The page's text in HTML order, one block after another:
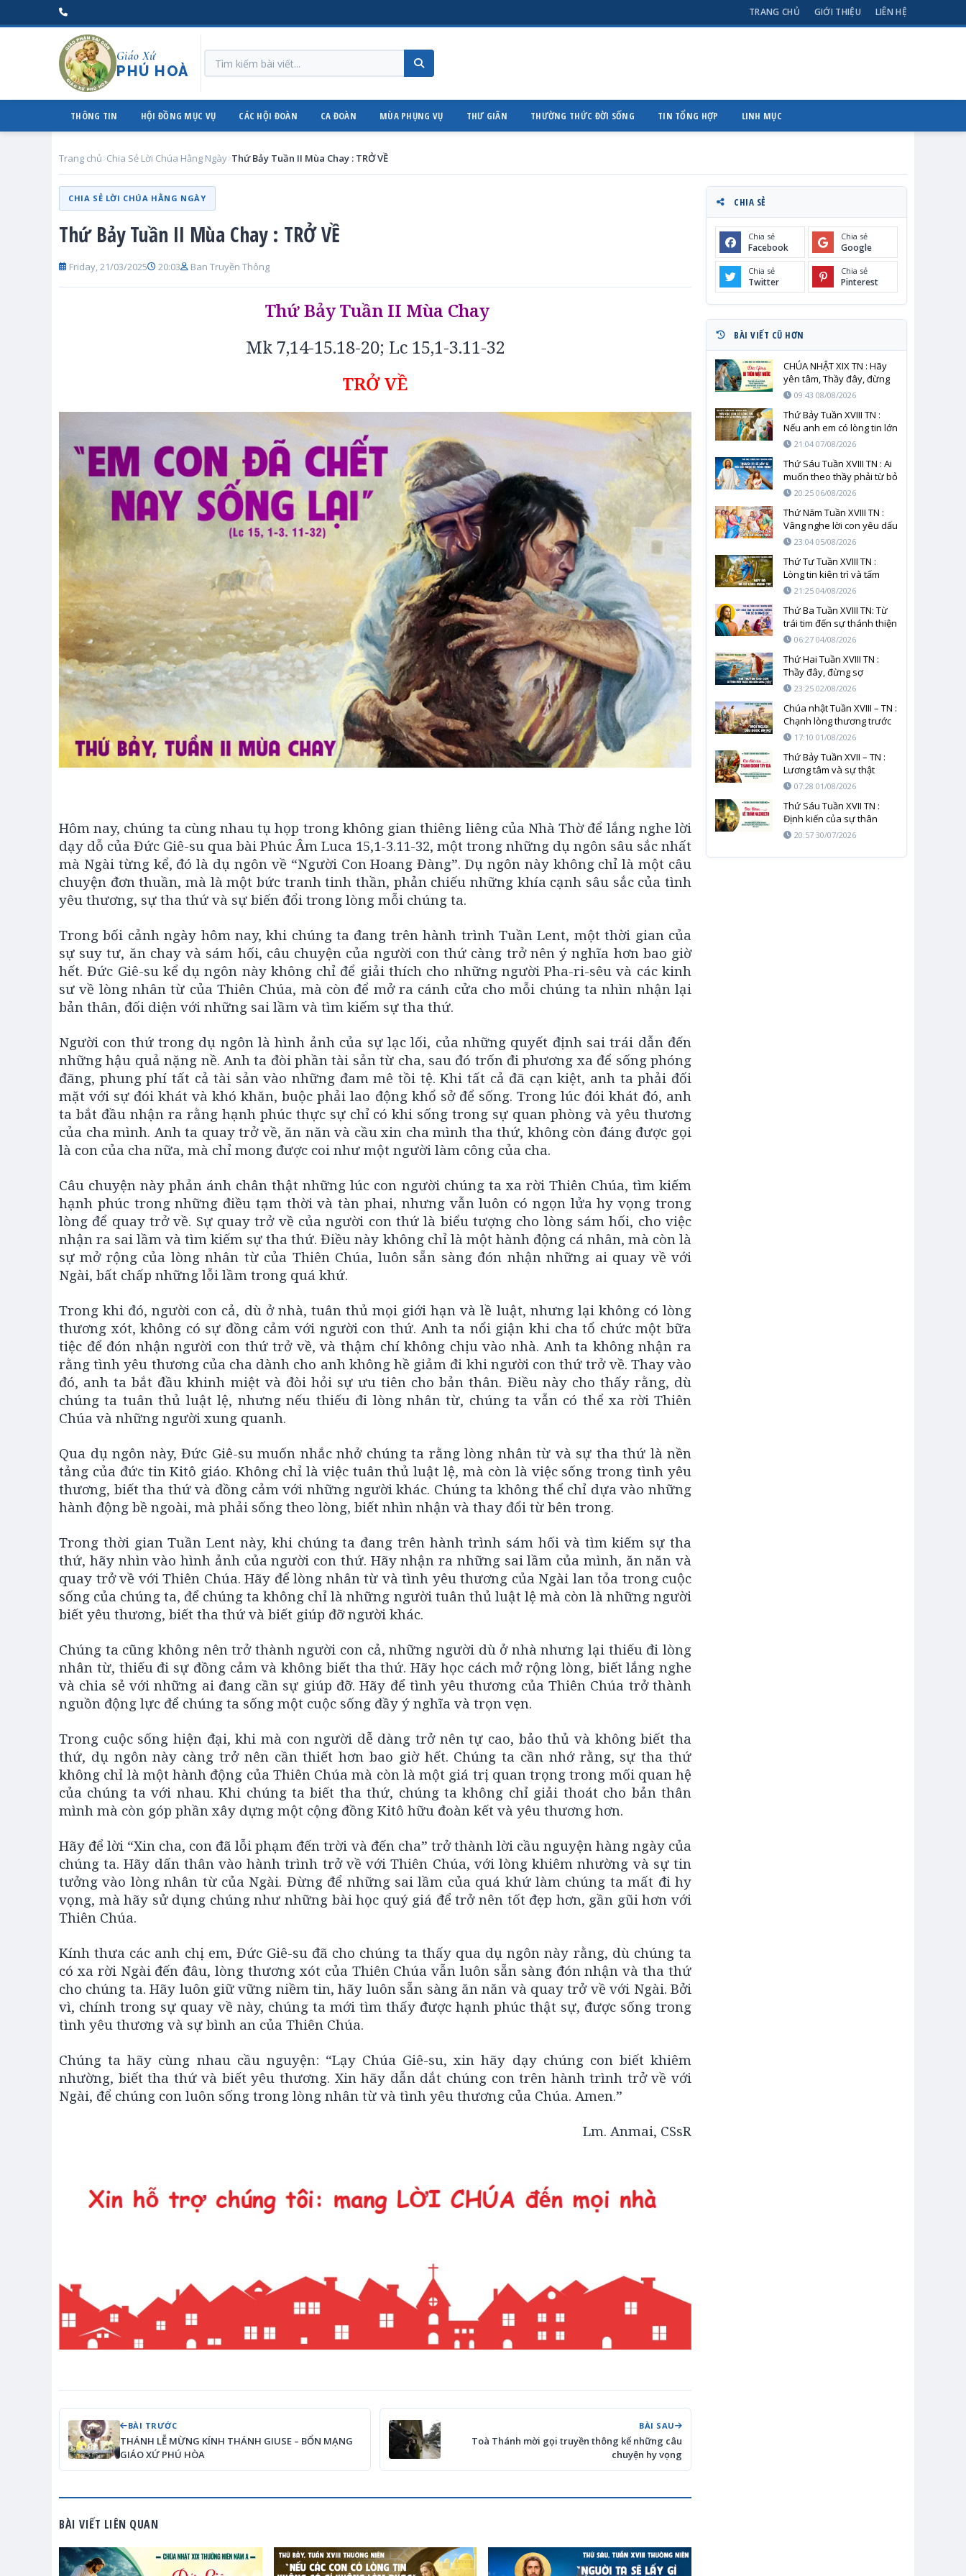
TRANG CHỦ GIỚI THIỆU LIÊN HỆ
Giáo Xứ
PHÚ HOÀ
THÔNG TIN HỘI ĐỒNG MỤC VỤ CÁC HỘI ĐOÀN CA ĐOÀN MÙA PHỤNG VỤ THƯ GIÃN THƯỜNG THỨC ĐỜI SỐNG TIN TỔNG HỢP LINH MỤC
Trang chủ Chia Sẻ Lời Chúa Hằng Ngày Thứ Bảy Tuần II Mùa Chay : TRỞ VỀ
CHIA SẺ LỜI CHÚA HẰNG NGÀY
Thứ Bảy Tuần II Mùa Chay : TRỞ VỀ
Friday, 21/03/2025 20:03 Ban Truyền Thông
Thứ Bảy Tuần II Mùa Chay
Mk 7,14-15.18-20; Lc 15,1-3.11-32
TRỞ VỀ
Hôm nay, chúng ta cùng nhau tụ họp trong không gian thiêng liêng của Nhà Thờ để lắng nghe lời
dạy dỗ của Đức Giê-su qua bài Phúc Âm Luca 15,1-3.11-32, một trong những dụ ngôn sâu sắc nhất
mà Ngài từng kể, đó là dụ ngôn về “Người Con Hoang Đàng”. Dụ ngôn này không chỉ là một câu
chuyện đơn thuần, mà là một bức tranh tinh thần, phản chiếu những khía cạnh sâu sắc của tình
yêu thương, sự tha thứ và sự biến đổi trong lòng mỗi chúng ta.
Trong bối cảnh ngày hôm nay, khi chúng ta đang trên hành trình Tuần Lent, một thời gian của
sự suy tư, ăn chay và sám hối, câu chuyện của người con thứ càng trở nên ý nghĩa hơn bao giờ
hết. Đức Giê-su kể dụ ngôn này không chỉ để giải thích cho những người Pha-ri-sêu và các kinh
sư về lòng nhân từ của Thiên Chúa, mà còn để mở ra cánh cửa cho mỗi chúng ta nhìn nhận lại
bản thân, đối diện với những sai lầm và tìm kiếm sự tha thứ.
Người con thứ trong dụ ngôn là hình ảnh của sự lạc lối, của những quyết định sai trái dẫn đến
những hậu quả nặng nề. Anh ta đòi phần tài sản từ cha, sau đó trốn đi phương xa để sống phóng
đãng, phung phí tất cả tài sản vào những đam mê tồi tệ. Khi tất cả đã cạn kiệt, anh ta phải đối
mặt với sự đói khát và khó khăn, buộc phải lao động khổ sở để sống. Trong lúc đói khát đó, anh
ta bắt đầu nhận ra rằng hạnh phúc thực sự chỉ có khi sống trong sự quan phòng và yêu thương
của cha mình. Anh ta quay trở về, ăn năn và cầu xin cha mình tha thứ, không còn đáng được gọi
là con của cha nữa, mà chỉ mong được coi như một người làm công của cha.
Câu chuyện này phản ánh chân thật những lúc con người chúng ta xa rời Thiên Chúa, tìm kiếm
hạnh phúc trong những điều tạm thời và tàn phai, nhưng vẫn luôn có ngọn lửa hy vọng trong
lòng để quay trở về. Sự quay trở về của người con thứ là biểu tượng cho lòng sám hối, cho việc
nhận ra sai lầm và tìm kiếm sự tha thứ. Điều này không chỉ là một hành động cá nhân, mà còn là
sự mở rộng của lòng nhân từ của Thiên Chúa, luôn sẵn sàng đón nhận những ai quay về với
Ngài, bất chấp những lỗi lầm trong quá khứ.
Trong khi đó, người con cả, dù ở nhà, tuân thủ mọi giới hạn và lề luật, nhưng lại không có lòng
thương xót, không có sự đồng cảm với người con thứ. Anh ta nổi giận khi cha tổ chức một bữa
tiệc để đón nhận người con thứ trở về, và thậm chí không chịu vào nhà. Anh ta không nhận ra
rằng tình yêu thương của cha dành cho anh không hề giảm đi khi người con thứ trở về. Thay vào
đó, anh ta bắt đầu khinh miệt và đòi hỏi sự ưu tiên cho bản thân. Điều này cho thấy rằng, dù
chúng ta tuân thủ luật lệ, nhưng nếu thiếu đi lòng nhân từ, chúng ta vẫn có thể xa rời Thiên
Chúa và những người xung quanh.
Qua dụ ngôn này, Đức Giê-su muốn nhắc nhở chúng ta rằng lòng nhân từ và sự tha thứ là nền
tảng của đức tin Kitô giáo. Không chỉ là việc tuân thủ luật lệ, mà còn là việc sống trong tình yêu
thương, biết tha thứ và đồng cảm với những người khác. Chúng ta không thể chỉ dựa vào những
hành động bề ngoài, mà phải sống theo lòng, biết nhìn nhận và thay đổi từ bên trong.
Trong thời gian Tuần Lent này, khi chúng ta đang trên hành trình sám hối và tìm kiếm sự tha
thứ, hãy nhìn vào hình ảnh của người con thứ. Hãy nhận ra những sai lầm của mình, ăn năn và
quay trở về với Thiên Chúa. Hãy để lòng nhân từ và tình yêu thương của Ngài lan tỏa trong cuộc
sống của chúng ta, để chúng ta không chỉ là những người tuân thủ luật lệ mà còn là những người
biết yêu thương, biết tha thứ và biết giúp đỡ người khác.
Chúng ta cũng không nên trở thành người con cả, những người dù ở nhà nhưng lại thiếu đi lòng
nhân từ, thiếu đi sự đồng cảm và không biết tha thứ. Hãy học cách mở rộng lòng, biết lắng nghe
và chia sẻ với những ai đang cần sự giúp đỡ. Hãy để tình yêu thương của Thiên Chúa trở thành
nguồn động lực để chúng ta sống một cuộc sống đầy ý nghĩa và trọn vẹn.
Trong cuộc sống hiện đại, khi mà con người dễ dàng trở nên tự cao, bảo thủ và không biết tha
thứ, dụ ngôn này càng trở nên cần thiết hơn bao giờ hết. Chúng ta cần nhớ rằng, sự tha thứ
không chỉ là một hành động của Thiên Chúa mà còn là một giá trị quan trọng trong mối quan hệ
của chúng ta với nhau. Khi chúng ta biết tha thứ, chúng ta không chỉ giải thoát cho bản thân
mình mà còn góp phần xây dựng một cộng đồng Kitô hữu đoàn kết và yêu thương hơn.
Hãy để lời “Xin cha, con đã lỗi phạm đến trời và đến cha” trở thành lời cầu nguyện hàng ngày của
chúng ta. Hãy dấn thân vào hành trình trở về với Thiên Chúa, với lòng khiêm nhường và sự tin
tưởng vào lòng nhân từ của Ngài. Đừng để những sai lầm của quá khứ làm chúng ta mất đi hy
vọng, mà hãy sử dụng chúng như những bài học quý giá để trở nên tốt đẹp hơn, gần gũi hơn với
Thiên Chúa.
Kính thưa các anh chị em, Đức Giê-su đã cho chúng ta thấy qua dụ ngôn này rằng, dù chúng ta
có xa rời Ngài đến đâu, lòng thương xót của Thiên Chúa vẫn luôn sẵn sàng đón nhận và tha thứ
cho chúng ta. Hãy luôn giữ vững niềm tin, hãy luôn sẵn sàng ăn năn và quay trở về với Ngài. Bởi
vì, chính trong sự quay về này, chúng ta mới tìm thấy được hạnh phúc thật sự, được sống trong
tình yêu thương và sự bình an của Thiên Chúa.
Chúng ta hãy cùng nhau cầu nguyện: “Lạy Chúa Giê-su, xin hãy dạy chúng con biết khiêm
nhường, biết tha thứ và biết yêu thương. Xin hãy dẫn dắt chúng con trên hành trình trở về với
Ngài, để chúng con luôn sống trong lòng nhân từ và tình yêu thương của Chúa. Amen.”
Lm. Anmai, CSsR
BÀI TRƯỚC
THÁNH LỄ MỪNG KÍNH THÁNH GIUSE – BỔN MẠNG
GIÁO XỨ PHÚ HÒA
BÀI SAU
Toà Thánh mời gọi truyền thông kể những câu
chuyện hy vọng
BÀI VIẾT LIÊN QUAN
CHIA SẺ
Chia sẻ
Facebook
Chia sẻ
Google
Chia sẻ
Twitter
Chia sẻ
Pinterest
BÀI VIẾT CŨ HƠN
CHÚA NHẬT XIX TN : Hãy
yên tâm, Thầy đây, đừng
sợ!09:43 08/08/2026
Thứ Bảy Tuần XVIII TN :
Nếu anh em có lòng tin lớn
bằng hạt cải
21:04 07/08/2026
Thứ Sáu Tuần XVIII TN : Ai
muốn theo thầy phải từ bỏ
chính mình
20:25 06/08/2026
Thứ Năm Tuần XVIII TN :
Vâng nghe lời con yêu dấu
23:04 05/08/2026
Thứ Tư Tuần XVIII TN :
Lòng tin kiên trì và tấm
lòng người mẹ trước tình
21:25 04/08/2026
Thứ Ba Tuần XVIII TN: Từ
trái tim đến sự thánh thiện
06:27 04/08/2026
Thứ Hai Tuần XVIII TN :
Thầy đây, đừng sợ
23:25 02/08/2026
Chúa nhật Tuần XVIII – TN :
Chạnh lòng thương trước
cơn đói của nhân loại
17:10 01/08/2026
Thứ Bảy Tuần XVII – TN :
Lương tâm và sự thật
không thể bị giết chết
07:28 01/08/2026
Thứ Sáu Tuần XVII TN :
Định kiến của sự thân
quen và mầu nhiệm của
20:57 30/07/2026